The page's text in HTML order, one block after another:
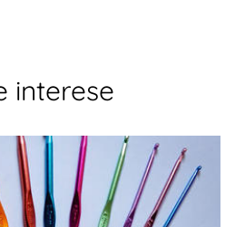
interese